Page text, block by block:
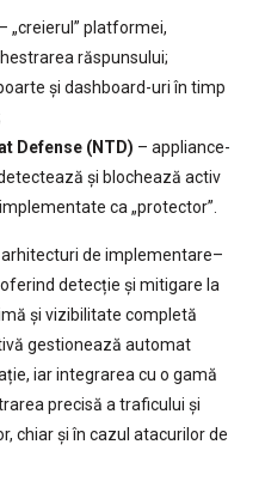
„creierul” platformei,
răspunsului;
și dashboard-uri în timp
Defense (NTD) – appliance-
și blochează activ
ca „protector”.
de implementare–
detecție și mitigare la
și vizibilitate completă
gestionează automat
iar integrarea cu o gamă
precisă a traficului și
chiar și în cazul atacurilor de